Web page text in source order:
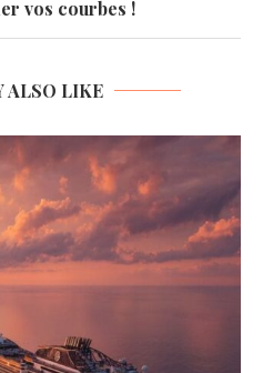
vos courbes !
ALSO LIKE